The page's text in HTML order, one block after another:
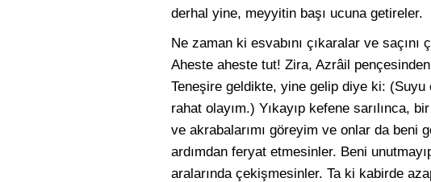
derhal yine, meyyitin başı ucuna getireler.
Ne zaman ki esvabını çıkaralar ve
Aheste aheste tut! Zira, Azrâil
Teneşire geldikte, yine gelip diye ki: (Suyu
rahat olayım.) Yıkayıp kefene sarılınca,
ve akrabalarımı göreyim ve onlar da beni
ardımdan feryat etmesinler. Beni
aralarında çekişmesinler. Ta ki kabirde